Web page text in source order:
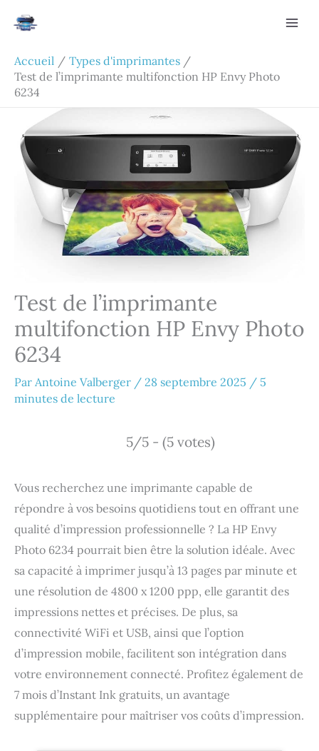
Accueil
Types d'imprimantes
Test de l’imprimante multifonction HP Envy Photo
6234
Test de l’imprimante
multifonction HP Envy Photo
6234
Par Antoine Valberger / 28 septembre 2025 / 5
minutes de lecture
5/5 - (5 votes)
Vous recherchez une imprimante capable de
répondre à vos besoins quotidiens tout en offrant une
qualité d’impression professionnelle ? La HP Envy
Photo 6234 pourrait bien être la solution idéale. Avec
sa capacité à imprimer jusqu’à 13 pages par minute et
une résolution de 4800 x 1200 ppp, elle garantit des
impressions nettes et précises. De plus, sa
connectivité WiFi et USB, ainsi que l’option
d’impression mobile, facilitent son intégration dans
votre environnement connecté. Profitez également de
7 mois d’Instant Ink gratuits, un avantage
supplémentaire pour maîtriser vos coûts d’impression.
Rechercher